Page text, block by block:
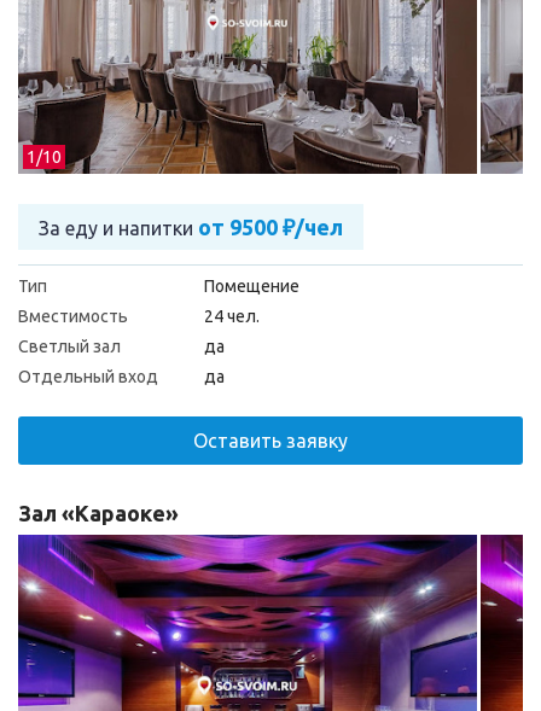
1/10
За еду и напитки от 9500 ₽/чел
Тип
Помещение
Вместимость
24 чел.
Светлый зал
да
Отдельный вход
да
Оставить заявку
Зал «Караоке»